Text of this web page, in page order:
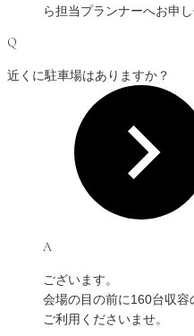
ら担当プランナーへお申
Q
近くに駐車場はありますか？
A
ございます。
会場の目の前に160台収
ご利用くださいませ。